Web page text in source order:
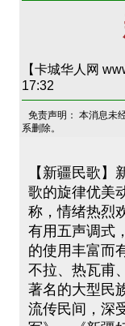
【卡城华人网
17:32
免责声明： 本消息未
系删除。
【新疆民歌
歌的旋律优美
称，情绪热烈
有用五声调式
的使用丰富而
不拉、热瓦甫
著名的大型民
流传民间，深